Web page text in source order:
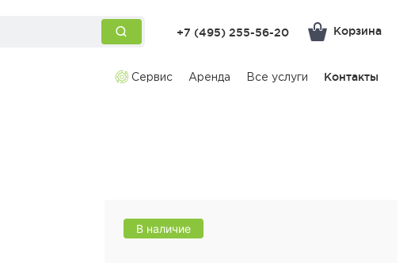
+7 (495) 255-56-20 Корзина
Сервис Аренда Все услуги Контакты
В наличие